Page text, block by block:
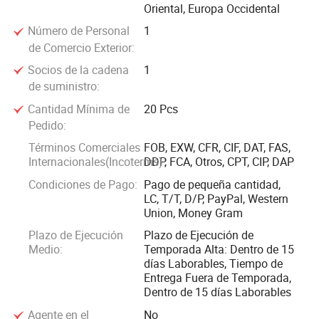
alta calidad, son resistentes, cómodos de llevar y
resistentes a la deformación, lo que los hace ideales tanto
para uso personal como para ventas al por menor.
En el Reino de la belleza, nuestras pestañas falsas están
glamour. Ofrecemos una amplia variedad de estilos,
volumen dramático para eventos especiales, y lashes
Con fibras sintéticas suaves y ligeras o alternativas de piel
de piel de piel de piel de mink de primera calidad, nuestras
pestañas son suaves en los ojos, cómodas para un uso
prolongado y diseñadas para crear un efecto vivo y
llamativo que eleva cualquier aspecto de maquillaje.
Oriental, Europa Occidental
Número de Personal
de Comercio Exterior:
1
Socios de la cadena
de suministro:
1
Cantidad Mínima de
Pedido:
20 Pcs
Términos Comerciales
Internacionales(Incoterms):
FOB, EXW, CFR, CIF, DAT, FAS,
DDP, FCA, Otros, CPT, CIP, DAP
Condiciones de Pago: Pago de pequeña cantidad,
LC, T/T, D/P, PayPal, Western
Union, Money Gram
Plazo de Ejecución
Medio:
Plazo de Ejecución de
Temporada Alta: Dentro de 15
días Laborables, Tiempo de
Entrega Fuera de Temporada,
Dentro de 15 días Laborables
Agente en el
No